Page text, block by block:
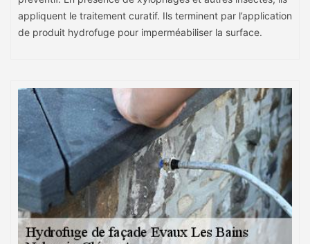
appliquent le traitement curatif. Ils terminent par l’application
de produit hydrofuge pour imperméabiliser la surface.